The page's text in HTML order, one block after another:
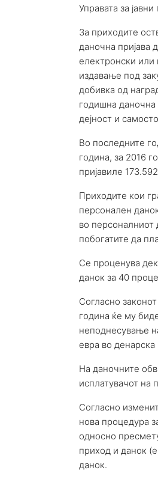
Управата за
За приходите
даночна пријава
електронски или
издавање под
добивка од
годишна даночна
дејност и
Во последните
година, за 2016
пријавиле
Приходите кои
персонален
во персоналниот
побогатите да
Се проценува
данок за 40
Согласно
година ќе му
неподнесување
евра во
На даночните
исплатувачот на
Согласно
нова процедура
односно
приход и данок
данок.